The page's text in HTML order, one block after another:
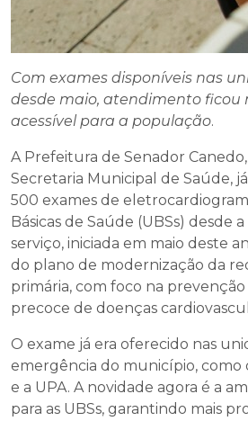
Com exames disponíveis nas
desde maio, atendimento ficou
acessível para a população.
A Prefeitura de Senador
Secretaria Municipal de Saúde,
500 exames de
Básicas de Saúde (UBSs) desde
serviço, iniciada em maio deste
do plano de modernização da
primária, com foco na
precoce de doenças
O exame já era oferecido nas
emergência do município, como
e a UPA. A novidade agora é a
para as UBSs, garantindo mais